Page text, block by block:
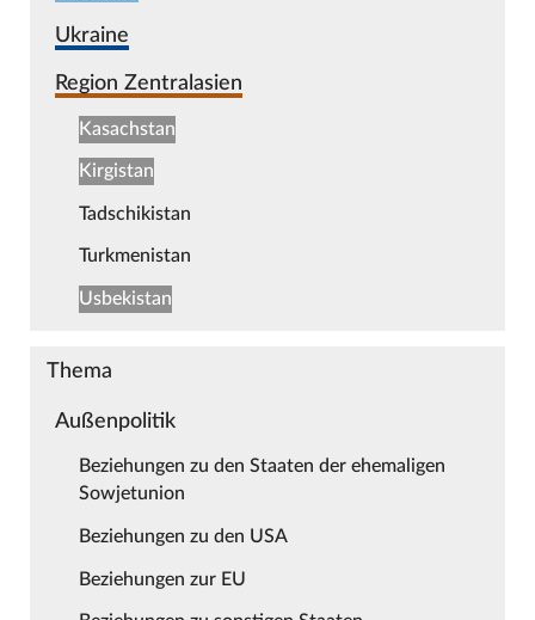
Ukraine
Region Zentralasien
Kasachstan
Kirgistan
Tadschikistan
Turkmenistan
Usbekistan
Thema
Außenpolitik
Beziehungen zu den Staaten der ehemaligen
Sowjetunion
Beziehungen zu den USA
Beziehungen zur EU